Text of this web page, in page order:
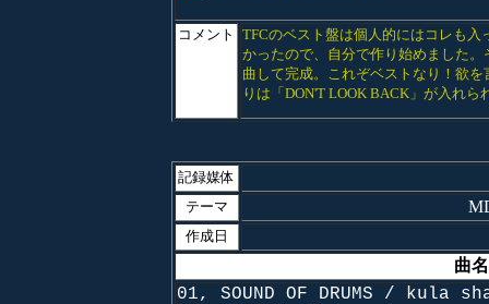
コメント
TFCのベスト盤は個人的にはコレも
かったので、自分で作り始めました
曲して完成。これぞベストなり！欲
りは「DON'T LOOK BACK」が入れ
記録媒体
テーマ
作成日
曲
01, SOUND OF DRUMS / kula